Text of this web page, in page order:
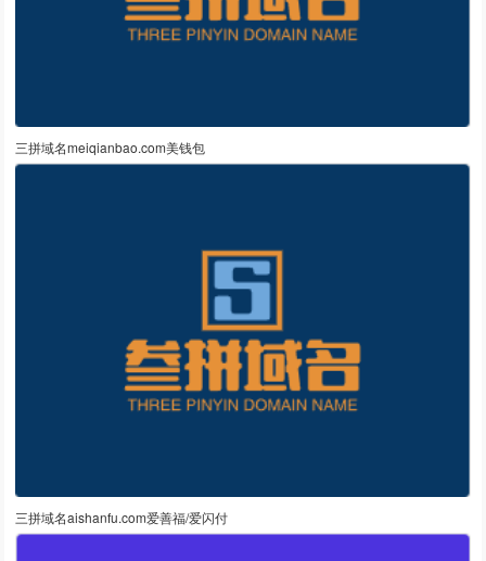
三拼域名meiqianbao.com美钱包
三拼域名aishanfu.com爱善福/爱闪付